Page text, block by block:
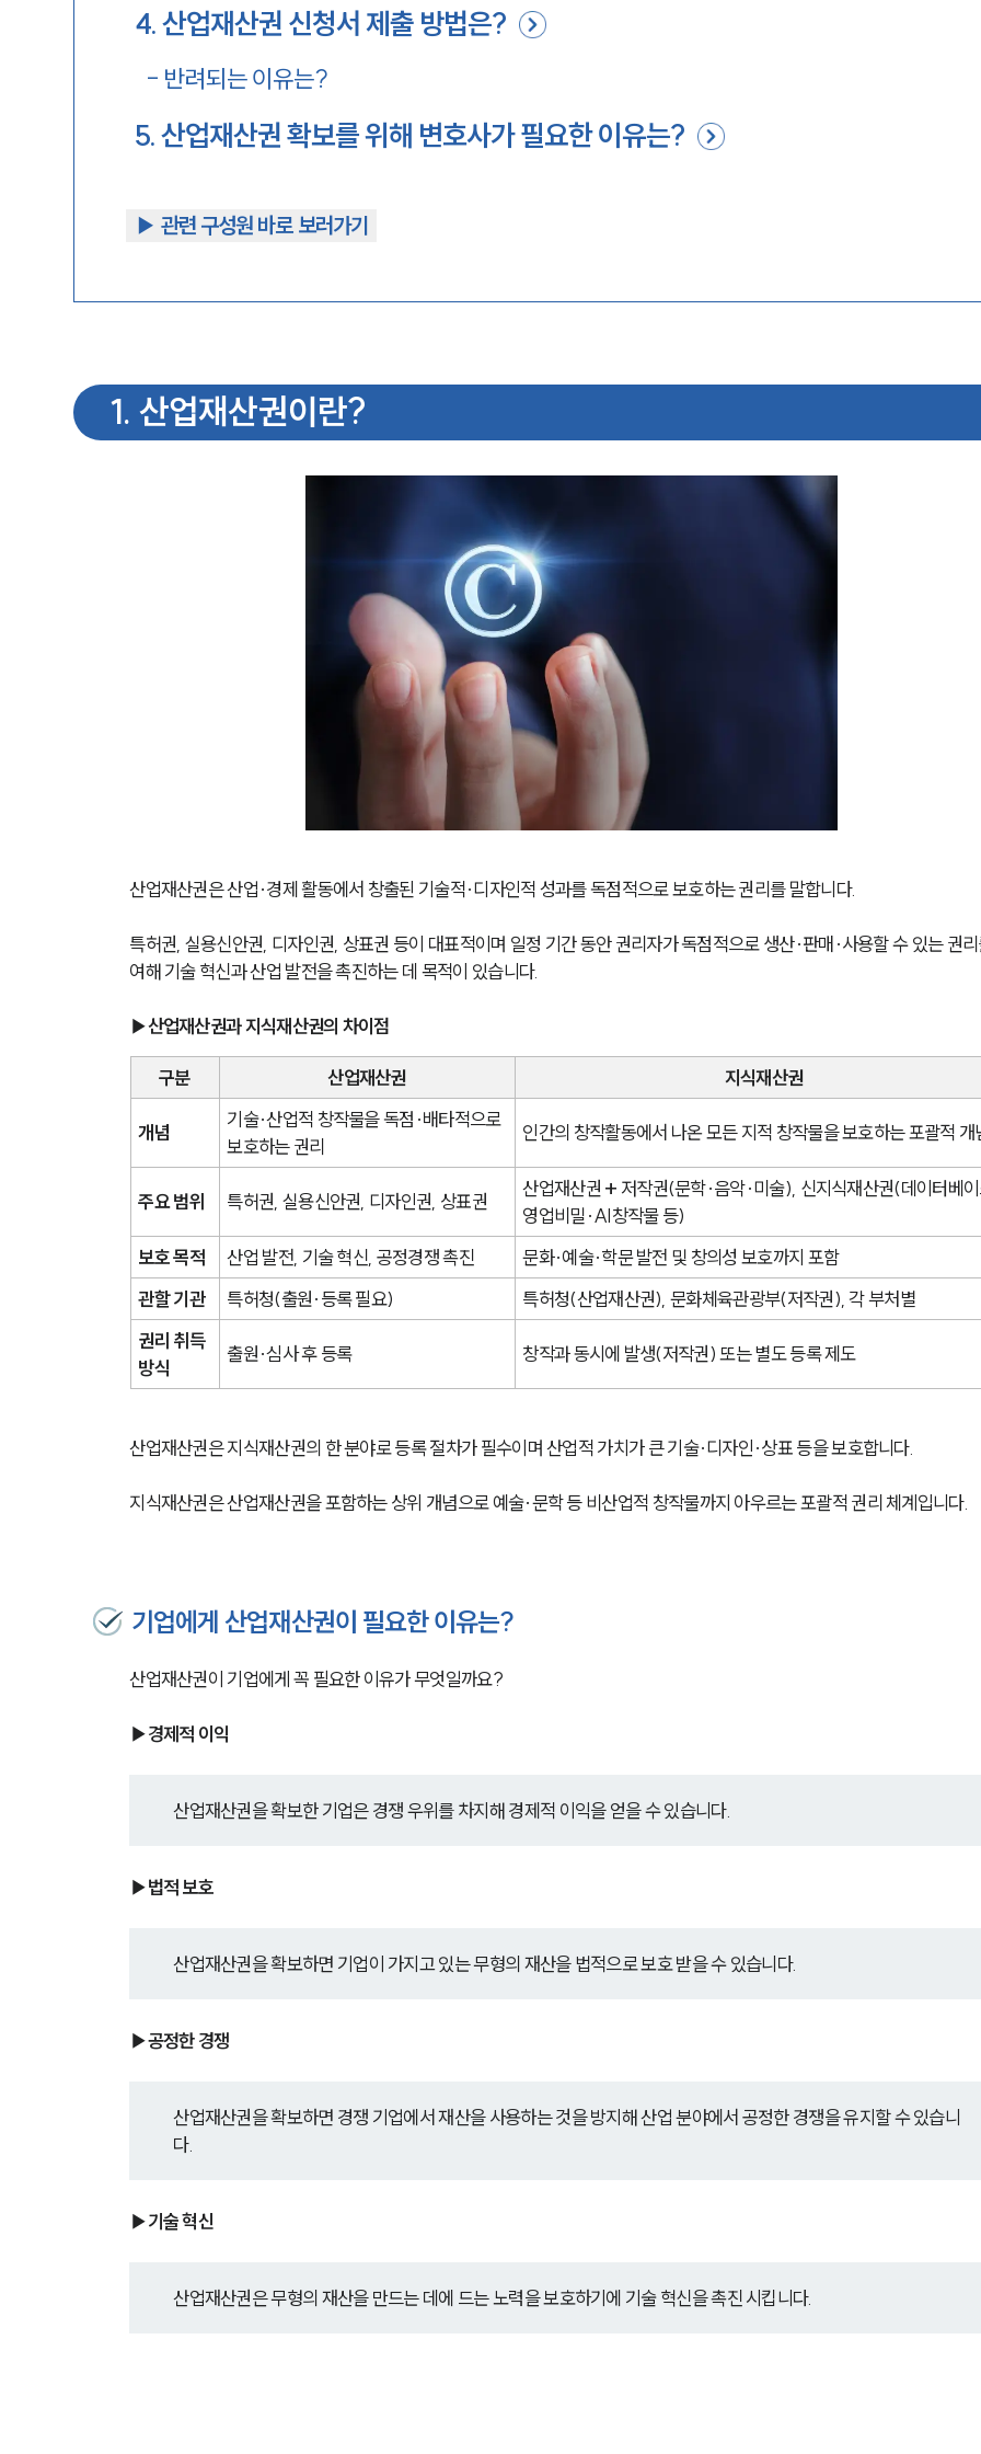
4.산업재산권 신청서 제출 방법은?
- 반려되는 이유는?
5.산업재산권 확보를 위해 변호사가 필요한 이유는?
▶︎ 관련 구성원 바로 보러가기
1. 산업재산권이란?
산업재산권은 산업·경제 활동에서 창출된 기술적·디자인적 성과를 독점적으로 보호하는 권리를 말합니다.
특허권, 실용신안권, 디자인권, 상표권 등이 대표적이며 일정 기간 동안 권리자가 독점적으로 생산·판매·사용할 수 있는 권
여해 기술 혁신과 산업 발전을 촉진하는 데 목적이 있습니다.
▶산업재산권과 지식재산권의 차이점
구분 산업재산권 지식재산권
개념
기술·산업적 창작물을 독점·배타적으로
보호하는 권리
인간의 창작활동에서 나온 모든 지적 창작물을 보호하는 포괄적 개
주요 범위 특허권, 실용신안권, 디자인권, 상표권
산업재산권 + 저작권(문학·음악·미술), 신지식재산권(데이터베이
영업비밀·AI창작물 등)
보호 목적
산업 발전, 기술 혁신, 공정경쟁 촉진
문화·예술·학문 발전 및 창의성 보호까지 포함
관할 기관
특허청(출원·등록 필요)
특허청(산업재산권), 문화체육관광부(저작권), 각 부처별
권리 취득
방식
출원·심사 후 등록 창작과 동시에 발생(저작권) 또는 별도 등록 제도
산업재산권은 지식재산권의 한 분야로 등록 절차가 필수이며 산업적 가치가 큰 기술·디자인·상표 등을 보호합니다.
지식재산권은 산업재산권을 포함하는 상위 개념으로 예술·문학 등 비산업적 창작물까지 아우르는 포괄적 권리 체계입니다.
기업에게 산업재산권이 필요한 이유는?
산업재산권이 기업에게 꼭 필요한 이유가 무엇일까요?
▶경제적 이익
산업재산권을 확보한 기업은 경쟁 우위를 차지해 경제적 이익을 얻을 수 있습니다.
▶법적 보호
산업재산권을 확보하면 기업이 가지고 있는 무형의 재산을 법적으로 보호 받을 수 있습니다.
▶공정한 경쟁
산업재산권을 확보하면 경쟁 기업에서 재산을 사용하는 것을 방지해 산업 분야에서 공정한 경쟁을 유지할 수 있습니
다.
▶기술 혁신
산업재산권은 무형의 재산을 만드는 데에 드는 노력을 보호하기에 기술 혁신을 촉진 시킵니다.